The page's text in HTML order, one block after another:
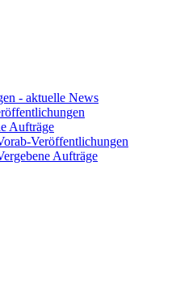
- aktuelle News
Aufträge
Veröffentlichungen
Aufträge